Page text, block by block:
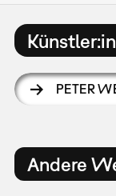
PETER
Andere